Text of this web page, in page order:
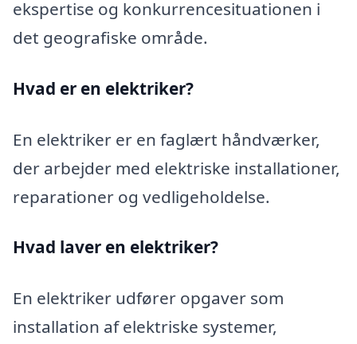
ekspertise og konkurrencesituationen i
det geografiske område.
Hvad er en elektriker?
En elektriker er en faglært håndværker,
der arbejder med elektriske installationer,
reparationer og vedligeholdelse.
Hvad laver en elektriker?
En elektriker udfører opgaver som
installation af elektriske systemer,